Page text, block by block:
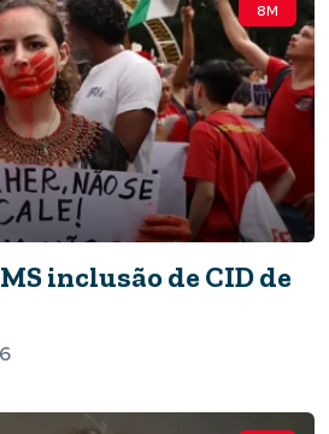
8M
inclusão de CID de